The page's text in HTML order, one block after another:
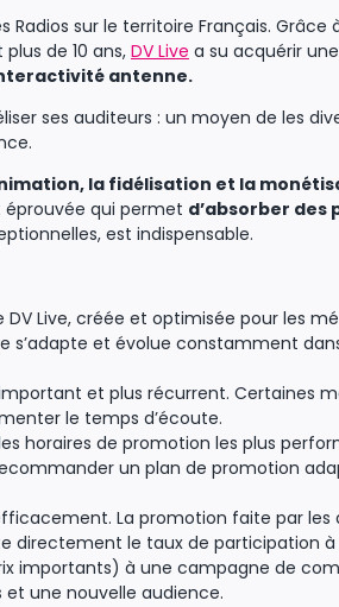
Radios sur le territoire Français.
de 10 ans, DV Live a su acquérir
antenne.
ses auditeurs : un moyen de les
la fidélisation et la
éprouvée qui permet d’absorber des
est indispensable.
Live, créée et optimisée pour les
s’adapte et évolue constamment
et plus récurrent. Certaines
le temps d’écoute.
horaires de promotion les plus
un plan de promotion
La promotion faite par les
directement le taux de participation à
importants) à une campagne de
une nouvelle audience.